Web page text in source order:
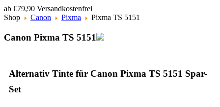
ab €79,90 Versandkostenfrei
Shop
Canon Pixma Pixma TS 5151
Canon Pixma TS 5151
Alternativ Tinte für Canon Pixma TS 5151 Spar-
Set